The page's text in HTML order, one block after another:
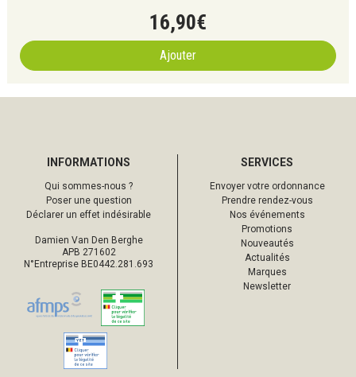
16,90€
Ajouter
INFORMATIONS
Qui sommes-nous ?
Poser une question
Déclarer un effet indésirable
Damien Van Den Berghe
APB 271602
N°Entreprise BE0442.281.693
SERVICES
Envoyer votre ordonnance
Prendre rendez-vous
Nos événements
Promotions
Nouveautés
Actualités
Marques
Newsletter